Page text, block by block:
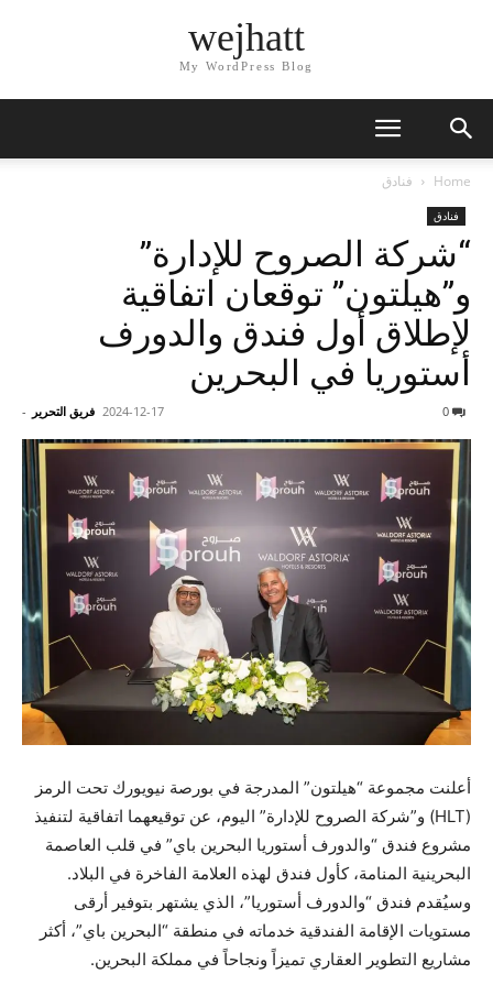
wejhatt
My WordPress Blog
Home فنادق
فنادق
“شركة الصروح للإدارة”
و”هيلتون” توقعان اتفاقية
لإطلاق أول فندق والدورف
أستوريا في البحرين
فريق التحرير - 2024-12-17
أعلنت مجموعة “هيلتون” المدرجة في بورصة نيويورك تحت الرمز
(HLT) و”شركة الصروح للإدارة” اليوم، عن توقيعهما اتفاقية لتنفيذ
مشروع فندق “والدورف أستوريا البحرين باي” في قلب العاصمة
البحرينية المنامة، كأول فندق لهذه العلامة الفاخرة في البلاد.
وسيُقدم فندق “والدورف أستوريا”، الذي يشتهر بتوفير أرقى
مستويات الإقامة الفندقية خدماته في منطقة “البحرين باي”، أكثر
مشاريع التطوير العقاري تميزاً ونجاحاً في مملكة البحرين.